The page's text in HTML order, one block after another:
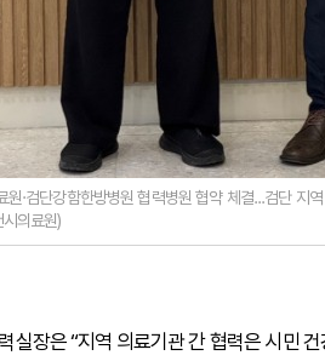
원·검단강함한방병원 협력병원 협약 체결...검단 지
의료원)
실장은 “지역 의료기관 간 협력은 시민